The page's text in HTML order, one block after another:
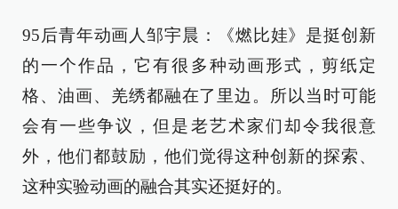
95后青年动画人邹宇晨：《燃比娃》是挺创新
的一个作品，它有很多种动画形式，剪纸定
格、油画、羌绣都融在了里边。所以当时可能
会有一些争议，但是老艺术家们却令我很意
外，他们都鼓励，他们觉得这种创新的探索、
这种实验动画的融合其实还挺好的。